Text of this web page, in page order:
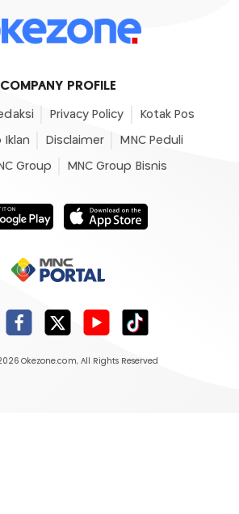
COMPANY PROFILE
Privacy Policy Kotak Pos
Iklan Disclaimer MNC Peduli
Group MNC Group Bisnis
Okezone.com, All Rights Reserved